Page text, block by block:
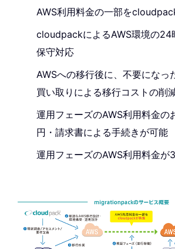
AWS利用料金の一部を
cloudpackによるAWS環境の24
保守対応
AWSへの移行後に、不要になっ
買い取りによる移行コストの削
運用フェーズのAWS利用料金の
円・請求書による手続きが可能
運用フェーズのAWS利用料金が